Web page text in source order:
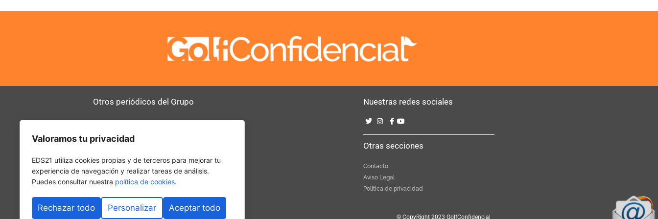
Otros periódicos del Grupo
SerComercial
Nuestras redes sociales
Otras secciones
Contacto
Aviso Legal
Politica de privacidad
© CopyRight 2023 GolfConfidencial
Valoramos tu privacidad
EDS21 utiliza cookies propias y de terceros para mejorar tu
experiencia de navegación y realizar tareas de análisis.
Puedes consultar nuestra política de cookies.
Rechazar todo Personalizar Aceptar todo